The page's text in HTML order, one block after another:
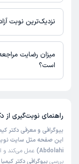
در حال حاضر اطلاعاتی
دسترس نیست. برای
نزدیک‌ترین نوبت
زمان نوبت‌دهی و پذیرش
میزان رضایت
است؟
راهنمای نوبت‌گیری از
بیوگرافی و معرفی دکتر
Abdolahi) عمل می‌کند و
بررسی بیوگرافی دکتر